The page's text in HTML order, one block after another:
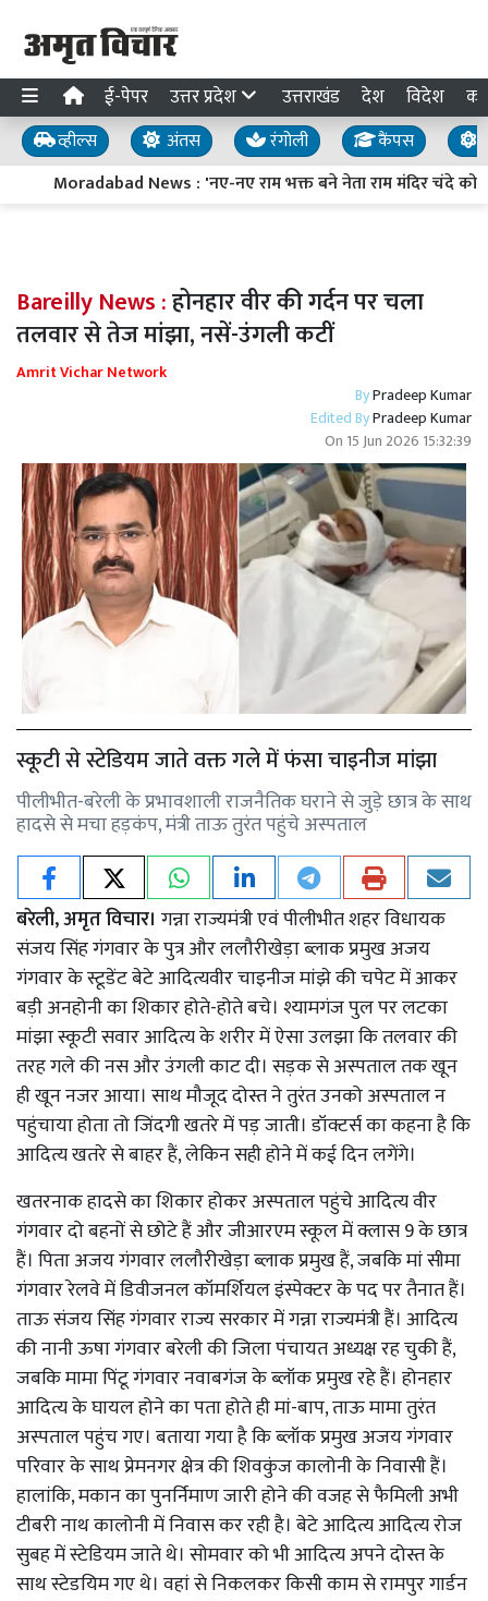
ई-पेपर उत्तर प्रदेश उत्तराखंड देश विदेश
व्हील्स अंतस रंगोली कैंपस
Moradabad News : 'नए-नए राम भक्त बने नेता राम मंदिर चंदे को
Bareilly News :होनहार वीर की गर्दन पर चला
तलवार से तेज मांझा, नसें-उंगली कटीं
Amrit Vichar Network
ByPradeep Kumar
Edited ByPradeep Kumar
On 15 Jun 2026 15:32:39
स्कूटी से स्टेडियम जाते वक्त गले में फंसा चाइनीज मांझा
पीलीभीत-बरेली के प्रभावशाली राजनैतिक घराने से जुड़े छात्र के साथ
हादसे से मचा हड़कंप, मंत्री ताऊ तुरंत पहुंचे अस्पताल
बरेली, अमृत विचार। गन्ना राज्यमंत्री एवं पीलीभीत शहर विधायक
संजय सिंह गंगवार के पुत्र और ललौरीखेड़ा ब्लाक प्रमुख अजय
गंगवार के स्टूडेंट बेटे आदित्यवीर चाइनीज मांझे की चपेट में आकर
बड़ी अनहोनी का शिकार होते-होते बचे। श्यामगंज पुल पर लटका
मांझा स्कूटी सवार आदित्य के शरीर में ऐसा उलझा कि तलवार की
तरह गले की नस और उंगली काट दी। सड़क से अस्पताल तक खून
ही खून नजर आया। साथ मौजूद दोस्त ने तुरंत उनको अस्पताल न
पहुंचाया होता तो जिंदगी खतरे में पड़ जाती। डॉक्टर्स का कहना है कि
आदित्य खतरे से बाहर हैं, लेकिन सही होने में कई दिन लगेंगे।
खतरनाक हादसे का शिकार होकर अस्पताल पहुंचे आदित्य वीर
गंगवार दो बहनों से छोटे हैं और जीआरएम स्कूल में क्लास 9 के छात्र
हैं। पिता अजय गंगवार ललौरीखेड़ा ब्लाक प्रमुख हैं, जबकि मां सीमा
गंगवार रेलवे में डिवीजनल कॉमर्शियल इंस्पेक्टर के पद पर तैनात हैं।
ताऊ संजय सिंह गंगवार राज्य सरकार में गन्ना राज्यमंत्री हैं। आदित्य
की नानी ऊषा गंगवार बरेली की जिला पंचायत अध्यक्ष रह चुकी हैं,
जबकि मामा पिंटू गंगवार नवाबगंज के ब्लॉक प्रमुख रहे हैं। होनहार
आदित्य के घायल होने का पता होते ही मां-बाप, ताऊ मामा तुरंत
अस्पताल पहुंच गए। बताया गया है कि ब्लॉक प्रमुख अजय गंगवार
परिवार के साथ प्रेमनगर क्षेत्र की शिवकुंज कालोनी के निवासी हैं।
हालांकि, मकान का पुनर्निमाण जारी होने की वजह से फैमिली अभी
टीबरी नाथ कालोनी में निवास कर रही है। बेटे आदित्य आदित्य रोज
सुबह में स्टेडियम जाते थे। सोमवार को भी आदित्य अपने दोस्त के
साथ स्टेडयिम गए थे। वहां से निकलकर किसी काम से रामपुर गार्डन